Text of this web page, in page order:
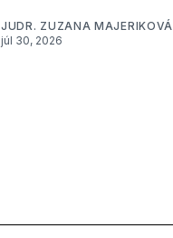
JUDR. ZUZANA MAJERIKOVÁ
júl 30, 2026